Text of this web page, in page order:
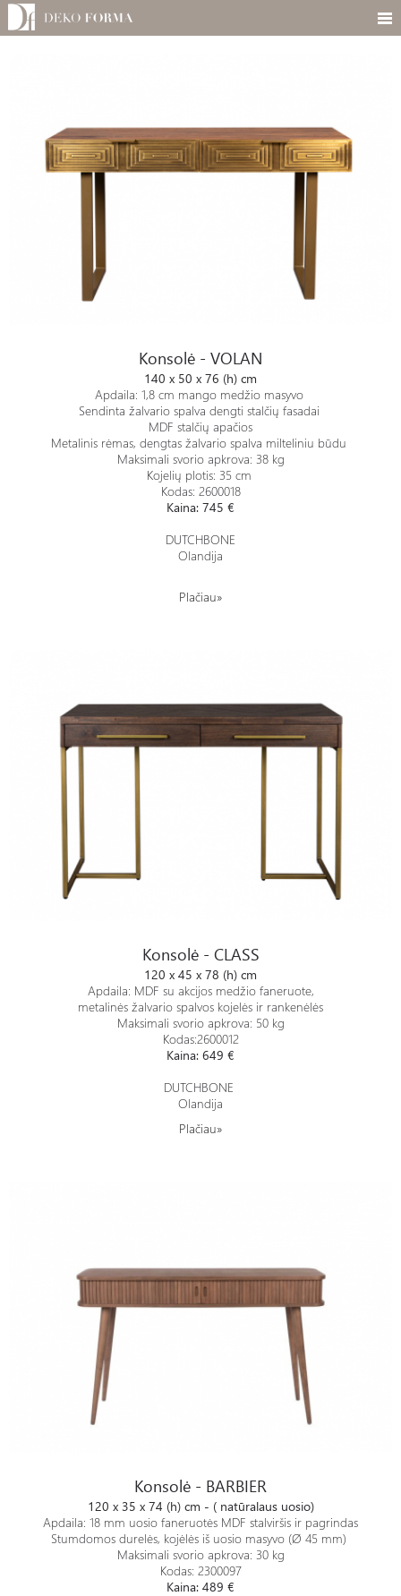
Konsolė - VOLAN
140 x 50 x 76 (h) cm
Apdaila: 1,8 cm mango medžio masyvo
Sendinta žalvario spalva dengti stalčių fasadai
MDF stalčių apačios
Metalinis rėmas, dengtas žalvario spalva milteliniu būdu
Maksimali svorio apkrova: 38 kg
Kojelių plotis: 35 cm
Kodas: 2600018
Kaina: 745 €
DUTCHBONE
Olandija
Plačiau»
Konsolė - CLASS
120 x 45 x 78 (h) cm
Apdaila: MDF su akcijos medžio faneruote,
metalinės žalvario spalvos kojelės ir rankenėlės
Maksimali svorio apkrova: 50 kg
Kodas:2600012
Kaina: 649 €
DUTCHBONE
Olandija
Plačiau»
Konsolė - BARBIER
120 x 35 x 74 (h) cm - ( natūralaus uosio)
Apdaila: 18 mm uosio faneruotės MDF stalviršis ir pagrindas
Stumdomos durelės, kojėlės iš uosio masyvo (Ø 45 mm)
Maksimali svorio apkrova: 30 kg
Kodas: 2300097
Kaina: 489 €